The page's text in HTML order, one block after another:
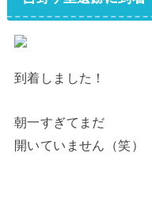
到着しました！
朝一すぎてまだ
開いていません（笑）